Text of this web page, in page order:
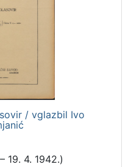
/ vglazbil Ivo
19. 4. 1942.)